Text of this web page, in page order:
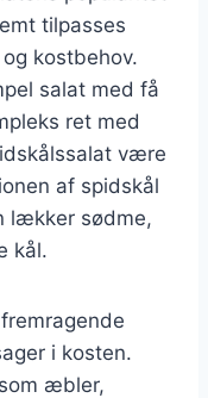
tilpasses
kostbehov.
salat med få
ret med
være
af spidskål
lækker sødme,
kål.
i kosten.
æbler,